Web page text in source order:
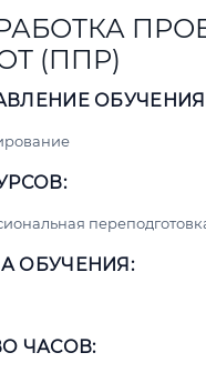
(ППР)
ОБУЧЕНИЯ:
ЧАСОВ: